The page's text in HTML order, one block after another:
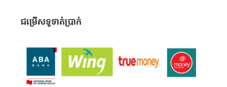
ជម្រើសទូទាត់ប្រាក់